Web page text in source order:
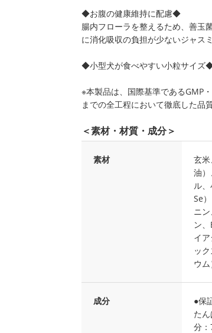
◆お腹の健康維持に配慮◆
腸内フローラを整えるため、善玉
に消化吸収の負担が少ないジャス
◆小型犬が食べやすい小粒サイズ
※本製品は、国際基準であるGMP
までの全工程において徹底した品
＜素材・材質・成分＞
素材
玄
油
ル
Se
ニ
ン
イ
ッ
ウ
成分
●保
た
分